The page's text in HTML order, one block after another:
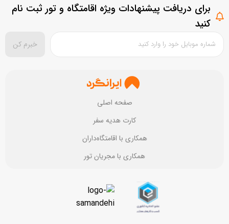
سطح امکانات
تمیزی مقصد
بستن ثبت سوال
برای دریافت پیشنهادات ویژه اقامتگاه و تور ثبت نام
کنید
خبرم کن
همکاری با مجریان تور
همکاری با اقامتگاه‌داران
کارت هدیه سفر
صفحه اصلی